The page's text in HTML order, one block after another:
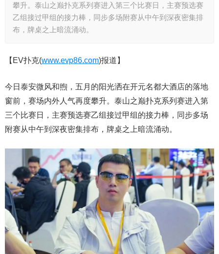
攀升。泰山之巅扑克系列赛进入第三个比赛日，主赛预选赛
乙组接过甲组的接力棒，同步多场附赛从中午到深夜密集排
布，牌桌之上暗流涌动。
【EV扑克(www.evp86.com)报道】
今日泰安微风和煦，五月的阳光洒在开元名都大酒店的落地
窗前，赛场内外人气再度攀升。泰山之巅扑克系列赛进入第
三个比赛日，主赛预选赛乙组接过甲组的接力棒，同步多场
附赛从中午到深夜密集排布，牌桌之上暗流涌动。